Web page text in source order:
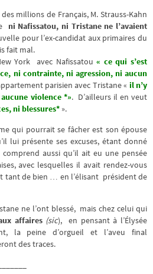
millions de Français, M. Strauss-Kahn
ni Nafissatou, ni Tristane ne l’avaient
pour l’ex-candidat aux primaires du
fait mal.
York avec Nafissatou« ce qui s’est
ni contrainte, ni agression, ni aucun
parisien avec Tristane « il n’y
violence *». D’ailleurs il en veut
ni blessures* ».
qui pourrait se fâcher est son épouse
lui présente ses excuses, étant donné
aussi qu’il ait eu une pensée
avec lesquelles il avait rendez-vous
tant de bien … en l’élisant président de
ne l’ont blessé, mais chez celui qui
affaires(sic), en pensant à l’Élysée
la peine d’orgueil et l’aveu final
des traces.